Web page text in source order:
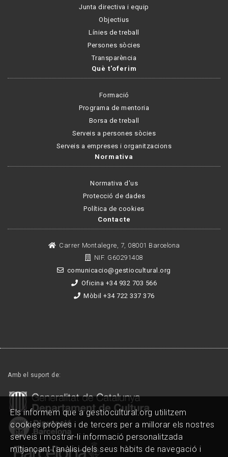
Junta directiva i equip
Objectius
Línies de treball
Persones sòcies
Transparència
Què t'oferim
Formació
Programa de mentoria
Borsa de treball
Serveis a persones sòcies
Serveis a empreses i organitzacions
Normativa
Normativa d'us
Protecció de dades
Política de cookies
Contacte
Carrer Montalegre, 7, 08001 Barcelona
NIF. G60291408
comunicacio@gestiocultural.org
Oficina +34 932 703 566
Mòbil +34 722 337 376
Amb el suport de:
Els informem que a gestiocultural.org utilitzem
cookies pròpies i de tercers per a millorar els nostres
serveis i mostrar-li informació personalitzada
mitjançant l'anàlisi dels seus hàbits de navegació i